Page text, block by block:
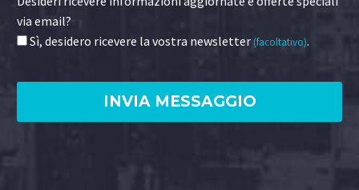
via email?
Sì, desidero ricevere la vostra newsletter(facoltativo).